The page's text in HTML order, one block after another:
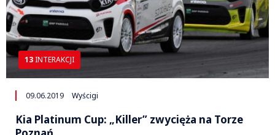
13 INTERAKCJI
09.06.2019 Wyścigi
Kia Platinum Cup: „Killer” zwycięża na Torze